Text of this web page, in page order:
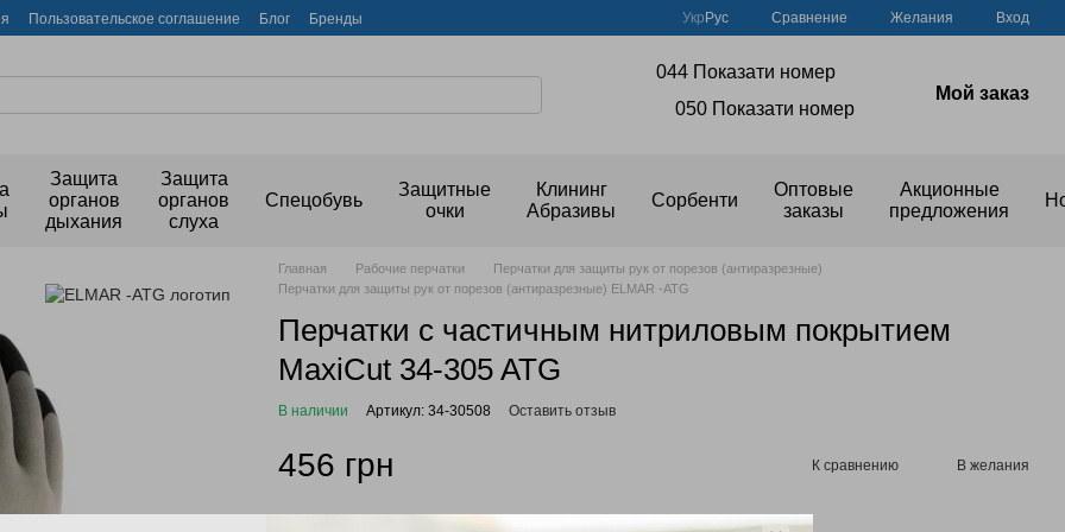
Пользовательское соглашение Блог Бренды Укр Рус Сравнение Желания Вход
044 Показати номер
050 Показати номер
Мой заказ
Защита
органов
дыхания
Защита
органов
слуха
Спецобувь
Защитные
очки
Клининг
Абразивы
Сорбенти
Оптовые
заказы
Акционные
предложения
Главная Рабочие перчатки
Перчатки для защиты рук от порезов (антиразрезные)
Перчатки для защиты рук от порезов (антиразрезные) ELMAR -ATG
Перчатки с частичным нитриловым покрытием
MaxiCut 34-305 ATG
В наличии Артикул: 34-30508 Оставить отзыв
456 грн К сравнению В желания
для отображения накопительной скидки